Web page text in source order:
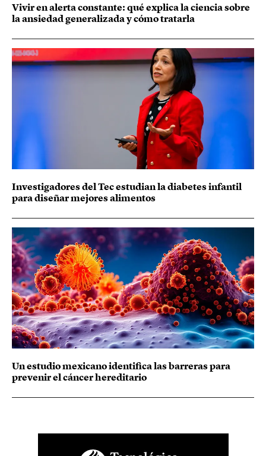
Vivir en alerta constante: qué explica la ciencia sobre
la ansiedad generalizada y cómo tratarla
Investigadores del Tec estudian la diabetes infantil
para diseñar mejores alimentos
Un estudio mexicano identifica las barreras para
prevenir el cáncer hereditario